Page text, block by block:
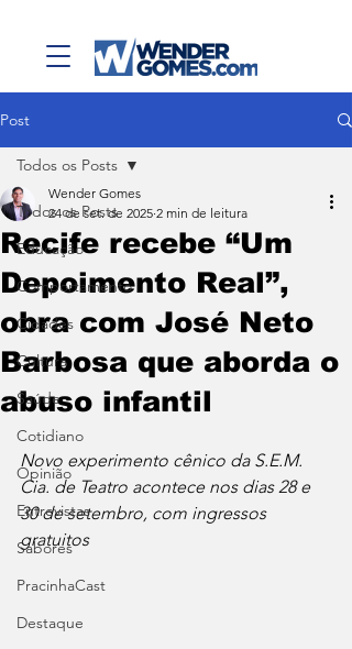
Post
Todos os Posts
Educação
Comportamento
Cidades
Cultura
Saúde
Cotidiano
Opinião
Entrevistas
Sabores
PracinhaCast
Destaque
Todos os Posts
Recife recebe “Um
Depoimento Real”,
obra com José Neto
Barbosa que aborda o
abuso infantil
Wender Gomes
24 de set. de 2025 2 min de leitura
Novo experimento cênico da S.E.M.
Cia. de Teatro acontece nos dias 28 e
30 de setembro, com ingressos
gratuitos